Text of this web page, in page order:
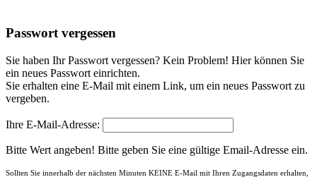
Passwort vergessen
Sie haben Ihr Passwort vergessen? Kein Problem! Hier können Sie
ein neues Passwort einrichten.
Sie erhalten eine E-Mail mit einem Link, um ein neues Passwort zu
vergeben.
Ihre E-Mail-Adresse:
Bitte Wert angeben! Bitte geben Sie eine gültige Email-Adresse ein.
Sollten Sie innerhalb der nächsten Minuten KEINE E-Mail mit Ihren Zugangsdaten erhalten,